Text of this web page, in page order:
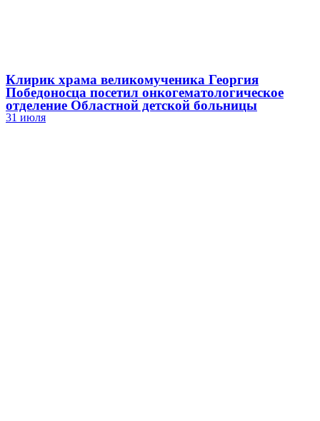
Клирик храма великомученика Георгия
Победоносца посетил онкогематологическое
отделение Областной детской больницы
31 июля